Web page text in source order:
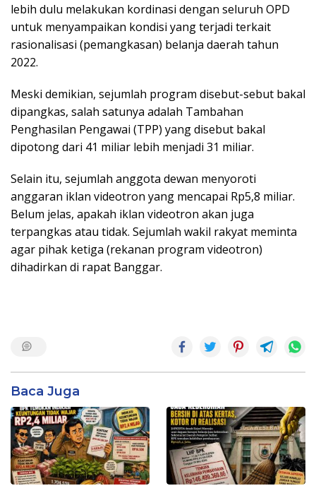
lebih dulu melakukan kordinasi dengan seluruh OPD
untuk menyampaikan kondisi yang terjadi terkait
rasionalisasi (pemangkasan) belanja daerah tahun
2022.
Meski demikian, sejumlah program disebut-sebut bakal
dipangkas, salah satunya adalah Tambahan
Penghasilan Pengawai (TPP) yang disebut bakal
dipotong dari 41 miliar lebih menjadi 31 miliar.
Selain itu, sejumlah anggota dewan menyoroti
anggaran iklan videotron yang mencapai Rp5,8 miliar.
Belum jelas, apakah iklan videotron akan juga
terpangkas atau tidak. Sejumlah wakil rakyat meminta
agar pihak ketiga (rekanan program videotron)
dihadirkan di rapat Banggar.
Baca Juga